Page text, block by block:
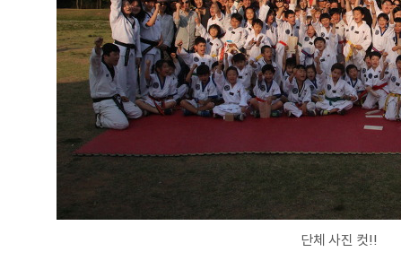
단체 사진 컷!!